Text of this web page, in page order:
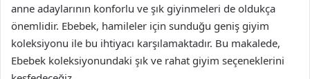
anne adaylarının konforlu ve şık giyinmeleri de oldukça
önemlidir. Ebebek, hamileler için sunduğu geniş giyim
koleksiyonu ile bu ihtiyacı karşılamaktadır. Bu makalede,
Ebebek koleksiyonundaki şık ve rahat giyim seçeneklerini